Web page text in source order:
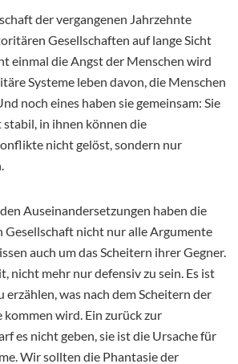
der vergangenen Jahrzehnte
Gesellschaften auf lange Sicht
einmal die Angst der Menschen wird
Systeme leben davon, die Menschen
noch eines haben sie gemeinsam: Sie
in ihnen können die
nicht gelöst, sondern nur
Auseinandersetzungen haben die
Gesellschaft nicht nur alle Argumente
auch um das Scheitern ihrer Gegner.
nicht mehr nur defensiv zu sein. Es ist
erzählen, was nach dem Scheitern der
wird. Ein zurück zur
es nicht geben, sie ist die Ursache für
Wir sollten die Phantasie der